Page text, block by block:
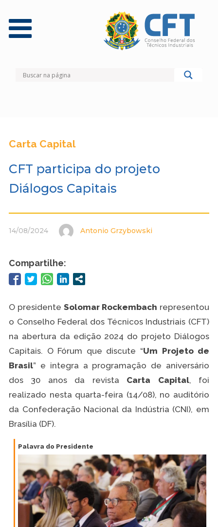
Carta Capital
CFT participa do projeto
Diálogos Capitais
14/08/2024 Antonio Grzybowski
Compartilhe:
O presidente Solomar Rockembach representou
o Conselho Federal dos Técnicos Industriais (CFT)
na abertura da edição 2024 do projeto Diálogos
Capitais. O Fórum que discute “Um Projeto de
Brasil” e integra a programação de aniversário
dos 30 anos da revista Carta Capital, foi
realizado nesta quarta-feira (14/08), no auditório
da Confederação Nacional da Indústria (CNI), em
Brasília (DF).
Palavra do Presidente